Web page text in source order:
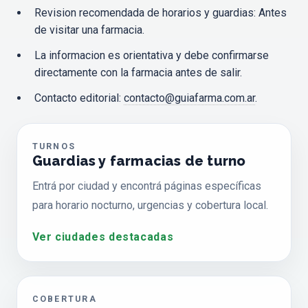
Revision recomendada de horarios y guardias: Antes
de visitar una farmacia.
La informacion es orientativa y debe confirmarse
directamente con la farmacia antes de salir.
Contacto editorial: contacto@guiafarma.com.ar.
TURNOS
Guardias y farmacias de turno
Entrá por ciudad y encontrá páginas específicas
para horario nocturno, urgencias y cobertura local.
Ver ciudades destacadas
COBERTURA